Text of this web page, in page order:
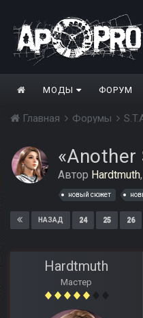
МОДЫ ФОРУМ
Главная Форумы
«Another
Автор Hardtmuth,
новый сюжет
НАЗАД 24 25 26
Hardtmuth
Мастер